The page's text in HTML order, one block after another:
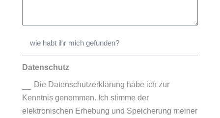
Datenschutz
Die Datenschutzerklärung habe ich zur
Kenntnis genommen. Ich stimme der
elektronischen Erhebung und Speicherung meiner